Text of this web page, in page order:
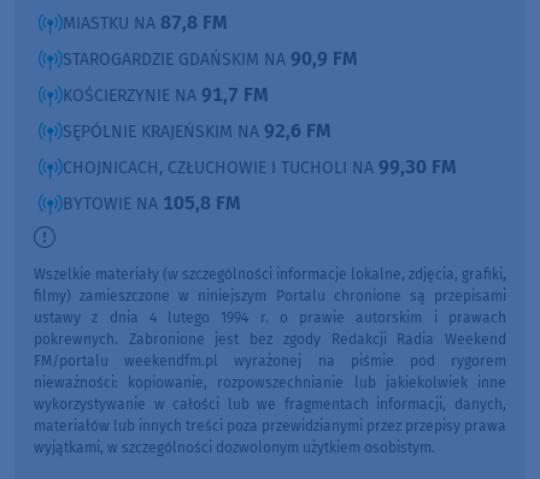
MIASTKU NA 87,8 FM
STAROGARDZIE GDAŃSKIM NA 90,9 FM
KOŚCIERZYNIE NA 91,7 FM
SĘPÓLNIE KRAJEŃSKIM NA 92,6 FM
CHOJNICACH, CZŁUCHOWIE I TUCHOLI NA 99,30 FM
BYTOWIE NA 105,8 FM
Wszelkie materiały (w szczególności informacje lokalne, zdjęcia, grafiki,
filmy) zamieszczone w niniejszym Portalu chronione są przepisami
ustawy z dnia 4 lutego 1994 r. o prawie autorskim i prawach
pokrewnych. Zabronione jest bez zgody Redakcji Radia Weekend
FM/portalu weekendfm.pl wyrażonej na piśmie pod rygorem
nieważności: kopiowanie, rozpowszechnianie lub jakiekolwiek inne
wykorzystywanie w całości lub we fragmentach informacji, danych,
materiałów lub innych treści poza przewidzianymi przez przepisy prawa
wyjątkami, w szczególności dozwolonym użytkiem osobistym.